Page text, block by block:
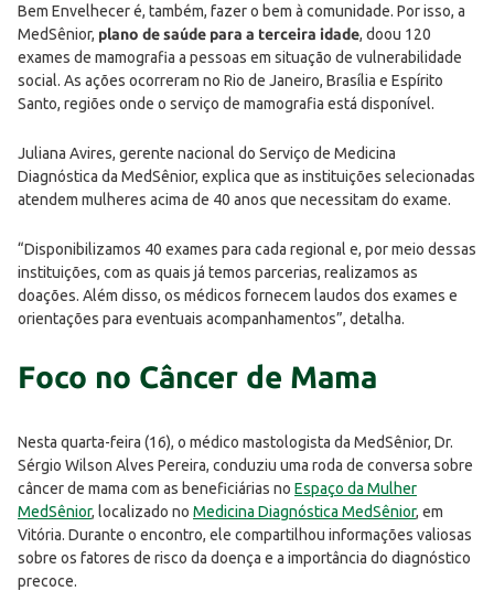
Bem Envelhecer é, também, fazer o bem à comunidade. Por isso, a
MedSênior, plano de saúde para a terceira idade, doou 120
exames de mamografia a pessoas em situação de vulnerabilidade
social. As ações ocorreram no Rio de Janeiro, Brasília e Espírito
Santo, regiões onde o serviço de mamografia está disponível.
Juliana Avires, gerente nacional do Serviço de Medicina
Diagnóstica da MedSênior, explica que as instituições selecionadas
atendem mulheres acima de 40 anos que necessitam do exame.
“Disponibilizamos 40 exames para cada regional e, por meio dessas
instituições, com as quais já temos parcerias, realizamos as
doações. Além disso, os médicos fornecem laudos dos exames e
orientações para eventuais acompanhamentos”, detalha.
Foco no Câncer de Mama
Nesta quarta-feira (16), o médico mastologista da MedSênior, Dr.
Sérgio Wilson Alves Pereira, conduziu uma roda de conversa sobre
câncer de mama com as beneficiárias no Espaço da Mulher
MedSênior, localizado no Medicina Diagnóstica MedSênior, em
Vitória. Durante o encontro, ele compartilhou informações valiosas
sobre os fatores de risco da doença e a importância do diagnóstico
precoce.